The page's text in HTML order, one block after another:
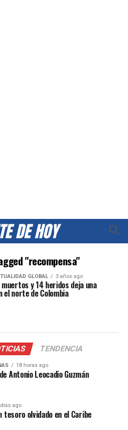
"recompensa"
GLOBAL 3 años ago
y 14 heridos deja una
el norte de Colombia
TENDENCIA
18 horas ago
Antonio Leocadio Guzmán
ago
tesoro olvidado en el Caribe